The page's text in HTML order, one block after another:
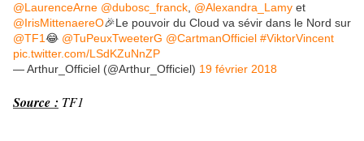
@LaurenceArne @dubosc_franck @Alexandra_Lamy et
@IrisMittenaereO🎉Le pouvoir du Cloud va sévir dans le Nord sur
@TF1😂 @TuPeuxTweeterG @CartmanOfficiel #ViktorVincent
pic.twitter.com/LSdKZuNnZP
— Arthur_Officiel (@Arthur_Officiel) 19 février 2018
Source : TF1